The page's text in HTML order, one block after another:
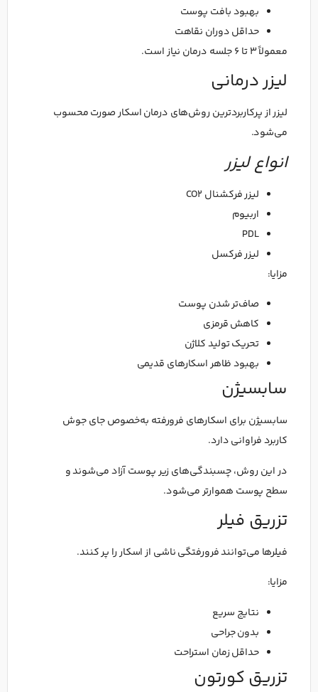
بهبود بافت پوست
حداقل دوران نقاهت
معمولاً ۳ تا ۶ جلسه درمان نیاز است.
لیزر درمانی
لیزر از پرکاربردترین روش‌های درمان اسکار صورت محسوب
می‌شود.
انواع لیزر
لیزر فرکشنال CO2
اربیوم
PDL
لیزر فرکسل
مزایا:
صاف‌تر شدن پوست
کاهش قرمزی
تحریک تولید کلاژن
بهبود ظاهر اسکارهای قدیمی
سابسیژن
سابسیژن برای اسکارهای فرورفته به‌خصوص جای جوش
کاربرد فراوانی دارد.
در این روش، چسبندگی‌های زیر پوست آزاد می‌شوند و
سطح پوست هموارتر می‌شود.
تزریق فیلر
فیلرها می‌توانند فرورفتگی ناشی از اسکار را پر کنند.
مزایا:
نتایج سریع
بدون جراحی
حداقل زمان استراحت
تزریق کورتون